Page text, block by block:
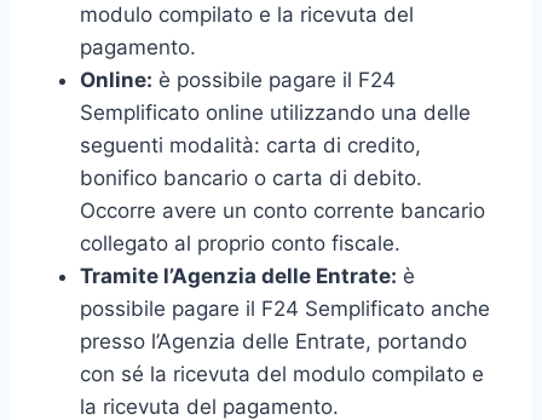
modulo compilato e la ricevuta del
pagamento.
Online: è possibile pagare il F24
Semplificato online utilizzando una delle
seguenti modalità: carta di credito,
bonifico bancario o carta di debito.
Occorre avere un conto corrente bancario
collegato al proprio conto fiscale.
Tramite l’Agenzia delle Entrate: è
possibile pagare il F24 Semplificato anche
presso l’Agenzia delle Entrate, portando
con sé la ricevuta del modulo compilato e
la ricevuta del pagamento.